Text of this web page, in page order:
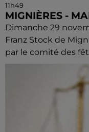
11h49
MIGNIÈRES -
Dimanche 29
Franz Stock de
par le comité des